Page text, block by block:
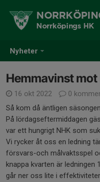
Nyheter
Norrköpings HK
Hemmavinst
16 okt 2022
0
Så kom då äntligen
På lördagseftermiddagen
var ett hungrigt NHK som
Vi rycker åt oss en ledning
försvars-och målvaktsspel
knappa kvarten är ledningen
går ner oss lite i